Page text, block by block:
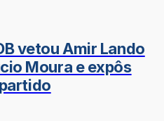
vetou Amir Lando
Moura e expôs